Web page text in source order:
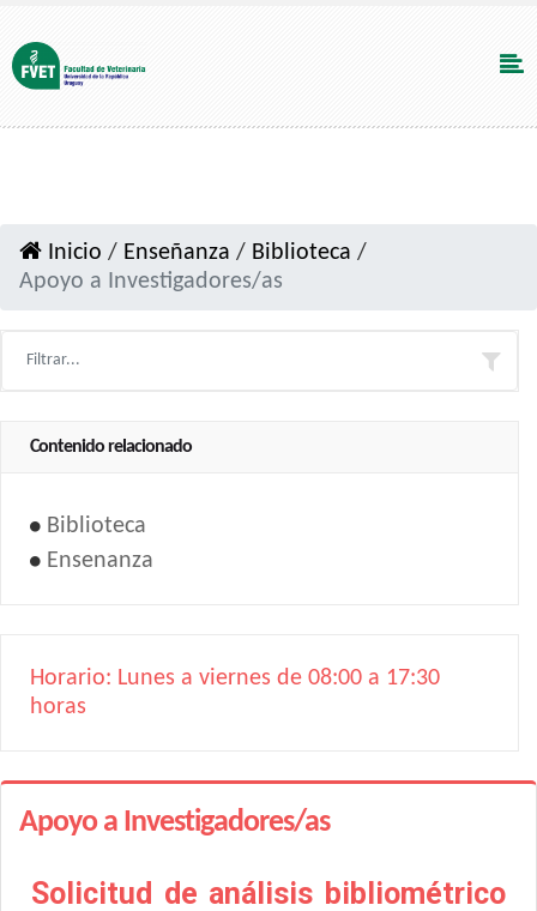
Inicio / Enseñanza / Biblioteca /
Apoyo a Investigadores/as
Contenido relacionado
Biblioteca
Ensenanza
Horario: Lunes a viernes de 08:00 a 17:30
horas
Apoyo a Investigadores/as
Solicitud de análisis bibliométrico